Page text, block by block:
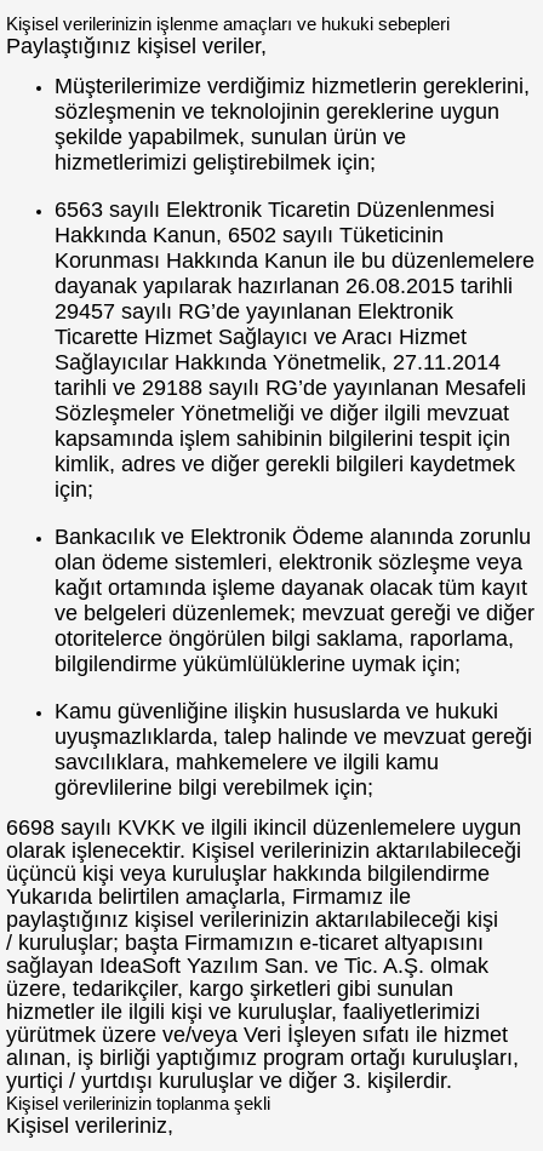
Kişisel verilerinizin işlenme amaçları ve hukuki sebepleri
Paylaştığınız kişisel veriler,
Müşterilerimize verdiğimiz hizmetlerin gereklerini,
sözleşmenin ve teknolojinin gereklerine uygun
şekilde yapabilmek, sunulan ürün ve
hizmetlerimizi geliştirebilmek için;
6563 sayılı Elektronik Ticaretin Düzenlenmesi
Hakkında Kanun, 6502 sayılı Tüketicinin
Korunması Hakkında Kanun ile bu düzenlemelere
dayanak yapılarak hazırlanan 26.08.2015 tarihli
29457 sayılı RG’de yayınlanan Elektronik
Ticarette Hizmet Sağlayıcı ve Aracı Hizmet
Sağlayıcılar Hakkında Yönetmelik, 27.11.2014
tarihli ve 29188 sayılı RG’de yayınlanan Mesafeli
Sözleşmeler Yönetmeliği ve diğer ilgili mevzuat
kapsamında işlem sahibinin bilgilerini tespit için
kimlik, adres ve diğer gerekli bilgileri kaydetmek
için;
Bankacılık ve Elektronik Ödeme alanında zorunlu
olan ödeme sistemleri, elektronik sözleşme veya
kağıt ortamında işleme dayanak olacak tüm kayıt
ve belgeleri düzenlemek; mevzuat gereği ve diğer
otoritelerce öngörülen bilgi saklama, raporlama,
bilgilendirme yükümlülüklerine uymak için;
Kamu güvenliğine ilişkin hususlarda ve hukuki
uyuşmazlıklarda, talep halinde ve mevzuat gereği
savcılıklara, mahkemelere ve ilgili kamu
görevlilerine bilgi verebilmek için;
6698 sayılı KVKK ve ilgili ikincil düzenlemelere uygun
olarak işlenecektir. Kişisel verilerinizin aktarılabileceği
üçüncü kişi veya kuruluşlar hakkında bilgilendirme
Yukarıda belirtilen amaçlarla, Firmamız ile
paylaştığınız kişisel verilerinizin aktarılabileceği kişi
/ kuruluşlar; başta Firmamızın e-ticaret altyapısını
sağlayan IdeaSoft Yazılım San. ve Tic. A.Ş. olmak
üzere, tedarikçiler, kargo şirketleri gibi sunulan
hizmetler ile ilgili kişi ve kuruluşlar, faaliyetlerimizi
yürütmek üzere ve/veya Veri İşleyen sıfatı ile hizmet
alınan, iş birliği yaptığımız program ortağı kuruluşları,
yurtiçi / yurtdışı kuruluşlar ve diğer 3. kişilerdir.
Kişisel verilerinizin toplanma şekli
Kişisel verileriniz,